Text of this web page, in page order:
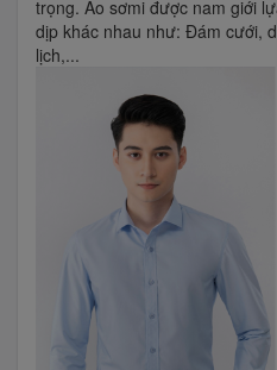
trọng. Ao sơmi được nam giới
dịp khác nhau như: Đám cưới,
lịch,...